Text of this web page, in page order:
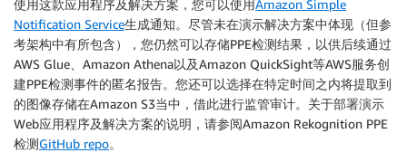
                    "Confidence": 98.42090606689453,
                    "EquipmentDetections": [
                        {
                            "BoundingBox": {
"Width":
"Height":
"Left":
"Top":
使用这款应用程序及解决方案，您可以使用Amazon Simple
Notification Service生成通知。尽管未在演示解决方案中体现（但参
考架构中有所包含），您仍然可以存储PPE检测结果，以供后续通过
AWS Glue、Amazon Athena以及Amazon QuickSight等AWS服务创
建PPE检测事件的匿名报告。您还可以选择在特定时间之内将提取到
的图像存储在Amazon S3当中，借此进行监管审计。关于部署演示
Web应用程序及解决方案的说明，请参阅Amazon Rekognition PPE
检测GitHub repo。